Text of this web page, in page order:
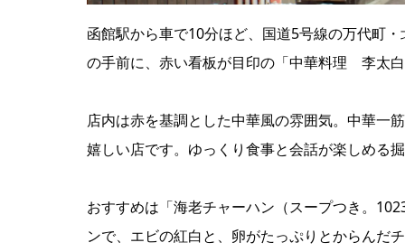
函館駅から車で10分ほど、国道5号線の万代町
の手前に、赤い看板が目印の「中華料理 李太
店内は赤を基調とした中華風の雰囲気。中華一
嬉しい店です。ゆっくり食事と会話が楽しめる
おすすめは「海老チャーハン（スープつき。
ンで、エビの紅白と、卵がたっぷりとからんだ